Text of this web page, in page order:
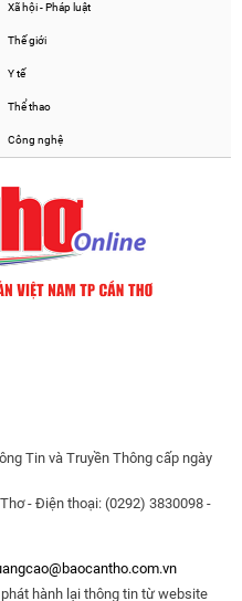
Xã hội - Pháp luật
Thế giới
Y tế
Thể thao
Công nghệ
Tin và Truyền Thông cấp ngày
- Điện thoại: (0292) 3830098 -
hành lại thông tin từ website